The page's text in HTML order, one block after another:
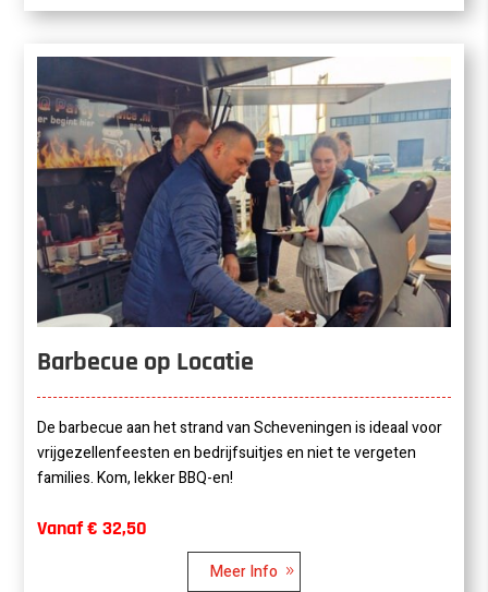
Barbecue op Locatie
De barbecue aan het strand van Scheveningen is ideaal voor
vrijgezellenfeesten en bedrijfsuitjes en niet te vergeten
families. Kom, lekker BBQ-en!
Vanaf € 32,50
Meer Info